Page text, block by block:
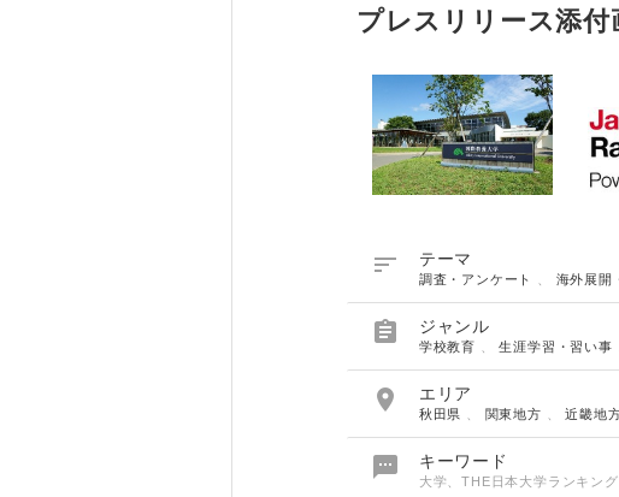
プレスリリース添付
 テーマ
調査・アンケート 、 海外展開
 ジャンル
学校教育 、生涯学習・習い事
 エリア
秋田県 、 関東地方 、近畿地
 キーワード
大学、THE日本大学ランキン